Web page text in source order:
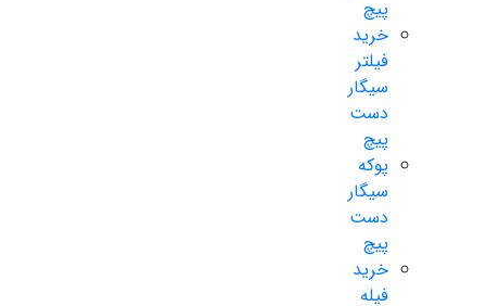
پیچ
خرید
فیلتر
سیگار
دست
پیچ
پوکه
سیگار
دست
پیچ
خرید
فیله